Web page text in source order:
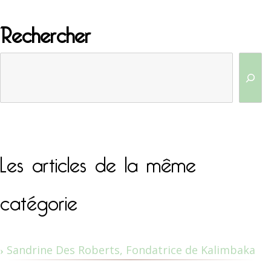
Rechercher
Les articles de la même
catégorie
Sandrine Des Roberts, Fondatrice de Kalimbaka